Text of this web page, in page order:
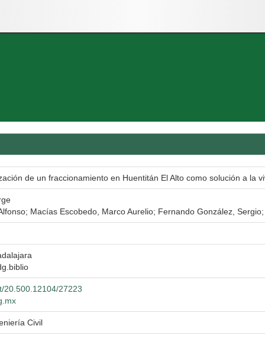
de un fraccionamiento en Huentitán El Alto como solución a la
Macías Escobedo, Marco Aurelio; Fernando González,
20.500.12104/27223
Civil